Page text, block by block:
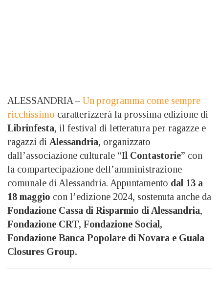
ALESSANDRIA – Un programma come sempre
ricchissimo caratterizzerà la prossima edizione di
Librinfesta, il festival di letteratura per ragazze e
ragazzi di Alessandria, organizzato
dall’associazione culturale “Il Contastorie” con
la compartecipazione dell’amministrazione
comunale di Alessandria. Appuntamento dal 13 a
18 maggio con l’edizione 2024, sostenuta anche da
Fondazione Cassa di Risparmio di Alessandria,
Fondazione CRT, Fondazione Social,
Fondazione Banca Popolare di Novara e Guala
Closures Group.